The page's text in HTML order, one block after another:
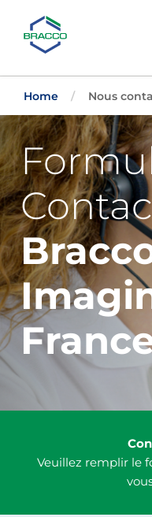
Skip to main content
Home Nous
Veuillez remplir le